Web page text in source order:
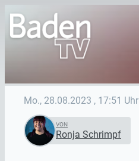
Mo., 28.08.2023 , 17:51 Uhr
VON
Ronja Schrimpf